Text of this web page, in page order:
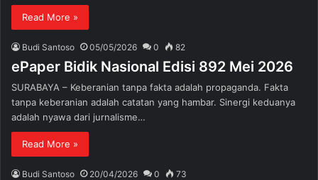
Read More »
Budi Santoso 05/05/2026 0 82
ePaper Bidik Nasional Edisi 892 Mei 2026
SURABAYA – Keberanian tanpa fakta adalah propaganda. Fakta
tanpa keberanian adalah catatan yang hambar. Sinergi keduanya
adalah nyawa dari jurnalisme…
Read More »
Budi Santoso 20/04/2026 0 73